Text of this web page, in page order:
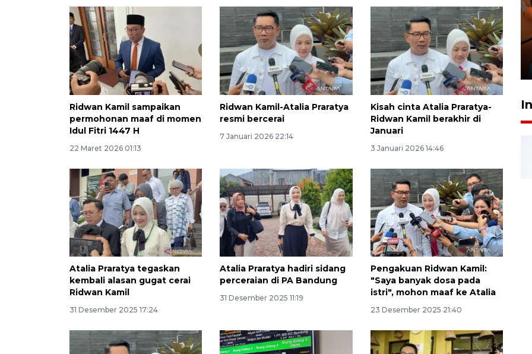
Ridwan Kamil sampaikan
permohonan maaf di momen
Idul Fitri 1447 H
22 Maret 2026 01:13
Ridwan Kamil-Atalia Praratya
resmi bercerai
7 Januari 2026 22:14
Kisah cinta Atalia Praratya-
Ridwan Kamil berakhir di
Januari
3 Januari 2026 14:46
Atalia Praratya tegaskan
kembali alasan gugat cerai
Ridwan Kamil
31 Desember 2025 17:24
Atalia Praratya hadiri sidang
perceraian di PA Bandung
31 Desember 2025 11:19
Pengakuan Ridwan Kamil:
"Saya banyak dosa pada
istri", mohon maaf ke Atalia
23 Desember 2025 21:40
Taklukkan DPMM FC, Persib
amankan tiket semifinal Piala
Presiden
29 Juli 2026 01:36